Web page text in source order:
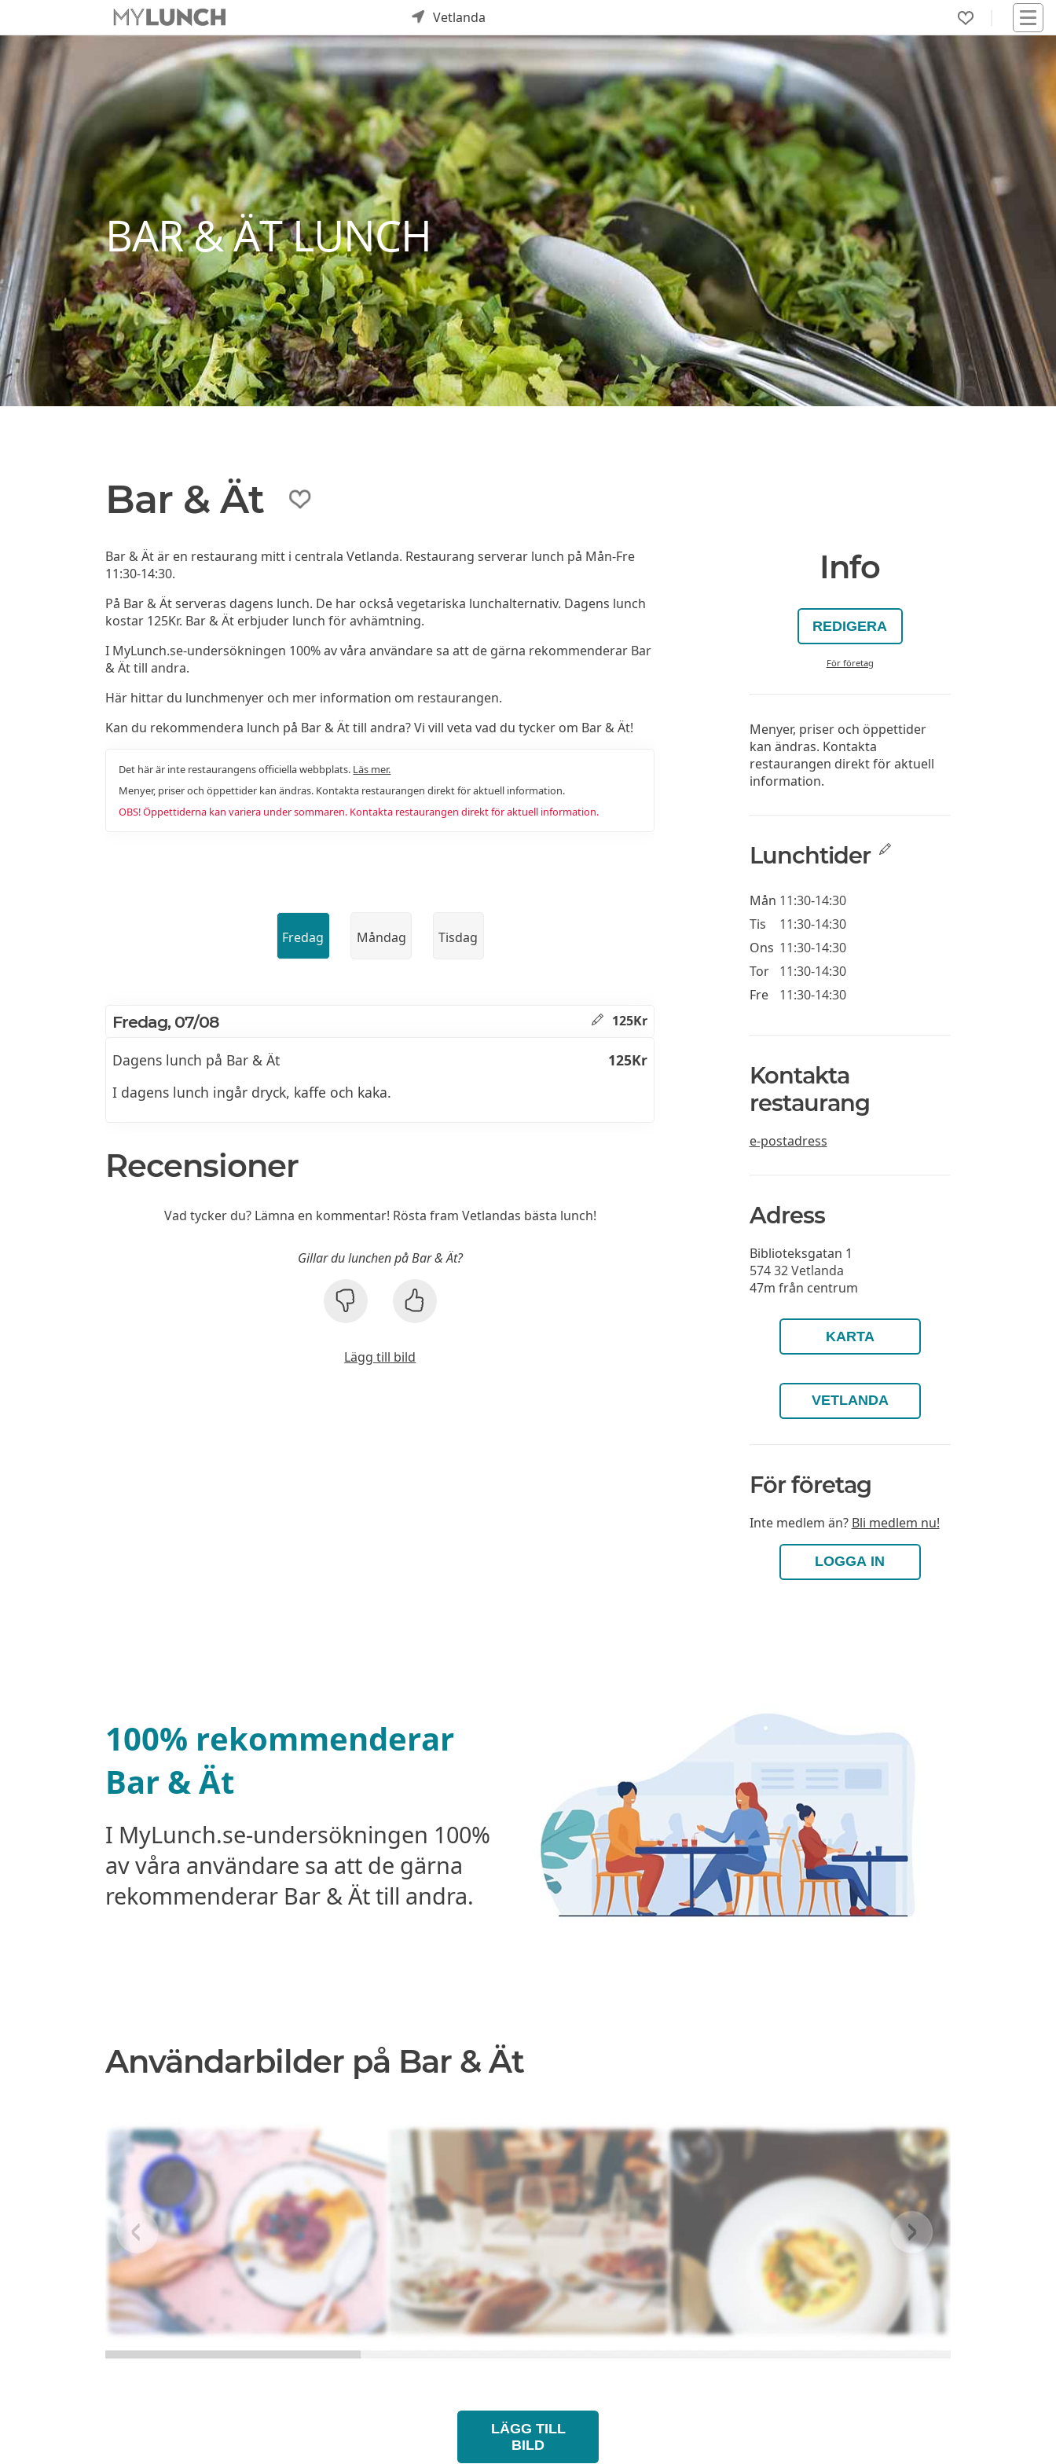
Vetlanda
BAR & ÄT LUNCH
Bar & Ät
Bar & Ät är en restaurang mitt i centrala Vetlanda. Restaurang serverar lunch på Mån-Fre
11:30-14:30.
På Bar & Ät serveras dagens lunch. De har också vegetariska lunchalternativ. Dagens lunch
kostar 125Kr. Bar & Ät erbjuder lunch för avhämtning.
I MyLunch.se-undersökningen 100% av våra användare sa att de gärna rekommenderar Bar
& Ät till andra.
Här hittar du lunchmenyer och mer information om restaurangen.
Kan du rekommendera lunch på Bar & Ät till andra? Vi vill veta vad du tycker om Bar & Ät!
Det här är inte restaurangens officiella webbplats. Läs mer.
Menyer, priser och öppettider kan ändras. Kontakta restaurangen direkt för aktuell information.
OBS! Öppettiderna kan variera under sommaren. Kontakta restaurangen direkt för aktuell information.
Fredag Måndag Tisdag
Fredag, 07/08 125Kr
Dagens lunch på Bar & Ät
125Kr
I dagens lunch ingår dryck, kaffe och kaka.
Recensioner
Vad tycker du? Lämna en kommentar! Rösta fram Vetlandas bästa lunch!
Gillar du lunchen på Bar & Ät?
Lägg till bild
Info
REDIGERA
För företag
Menyer, priser och öppettider
kan ändras. Kontakta
restaurangen direkt för aktuell
information.
Lunchtider
Mån 11:30-14:30
Tis
11:30-14:30
Ons 11:30-14:30
Tor
11:30-14:30
Fre
11:30-14:30
Kontakta
restaurang
e-postadress
Adress
Biblioteksgatan 1
574 32 Vetlanda
47m från centrum
KARTA
VETLANDA
För företag
Inte medlem än? Bli medlem nu!
LOGGA IN
100% rekommenderar
Bar & Ät
I MyLunch.se-undersökningen 100%
av våra användare sa att de gärna
rekommenderar Bar & Ät till andra.
Användarbilder på Bar & Ät
LÄGG TILL
BILD